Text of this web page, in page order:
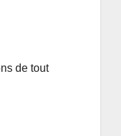
de tout